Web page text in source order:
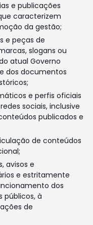
e publicações
caracterizem
da gestão;
e peças de
slogans ou
atual Governo
dos documentos
e perfis oficiais
sociais, inclusive
publicados e
de conteúdos
avisos e
e estritamente
dos
públicos, à
de